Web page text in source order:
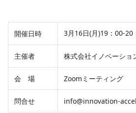
開催日時 3月16日(月)19：00-20
主催者 株式会社イノベーショ
会 場 Zoomミーティング
問合せ info@innovation-